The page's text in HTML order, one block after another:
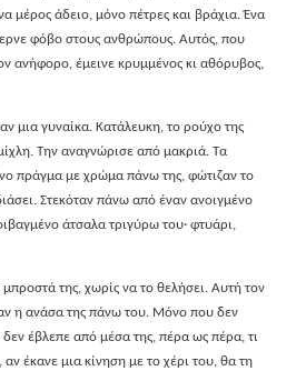
μέρος άδειο, μόνο πέτρες και βράχια. Ένα
φόβο στους ανθρώπους. Αυτός, που
ανήφορο, έμεινε κρυμμένος κι αθόρυβος,
μια γυναίκα. Κατάλευκη, το ρούχο της
Την αναγνώρισε από μακριά. Τα
πράγμα με χρώμα πάνω της, φώτιζαν το
Στεκόταν πάνω από έναν ανοιγμένο
άτσαλα τριγύρω του·φτυάρι,
της, χωρίς να το θελήσει. Αυτή τον
η ανάσα της πάνω του. Μόνο που δεν
έβλεπε από μέσα της, πέρα ως πέρα, τι
έκανε μια κίνηση με το χέρι του, θα τη